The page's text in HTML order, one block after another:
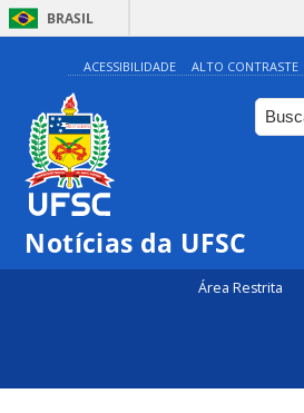
BRASIL
ACESSIBILIDADE ALTO CONTRASTE
Notícias da UFSC
Área Restrita